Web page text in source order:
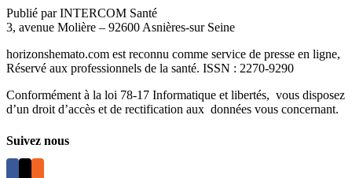
Publié par INTERCOM Santé
3, avenue Molière – 92600 Asnières-sur Seine
horizonshemato.com est reconnu comme service de presse en ligne,
Réservé aux professionnels de la santé. ISSN : 2270-9290
Conformément à la loi 78-17 Informatique et libertés, vous disposez
d’un droit d’accès et de rectification aux données vous concernant.
Suivez nous